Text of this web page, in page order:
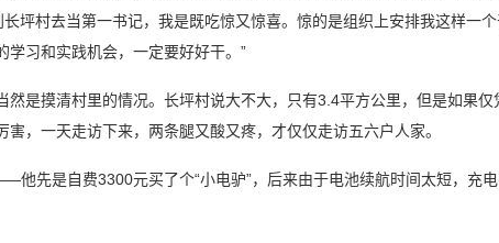
坪村去当第一书记，我是既吃惊又惊喜。惊的是组织上安排我这样一个
习和实践机会，一定要好好干。”
摸清村里的情况。长坪村说大不大，只有3.4平方公里，但是如果仅
，一天走访下来，两条腿又酸又疼，才仅仅走访五六户人家。
先是自费3300元买了个“小电驴”，后来由于电池续航时间太短，充